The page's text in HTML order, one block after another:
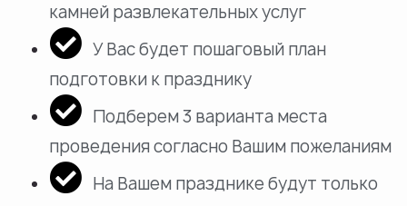
камней развлекательных услуг
У Вас будет пошаговый план
подготовки к празднику
Подберем 3 варианта места
проведения согласно Вашим пожеланиям
На Вашем празднике будут только